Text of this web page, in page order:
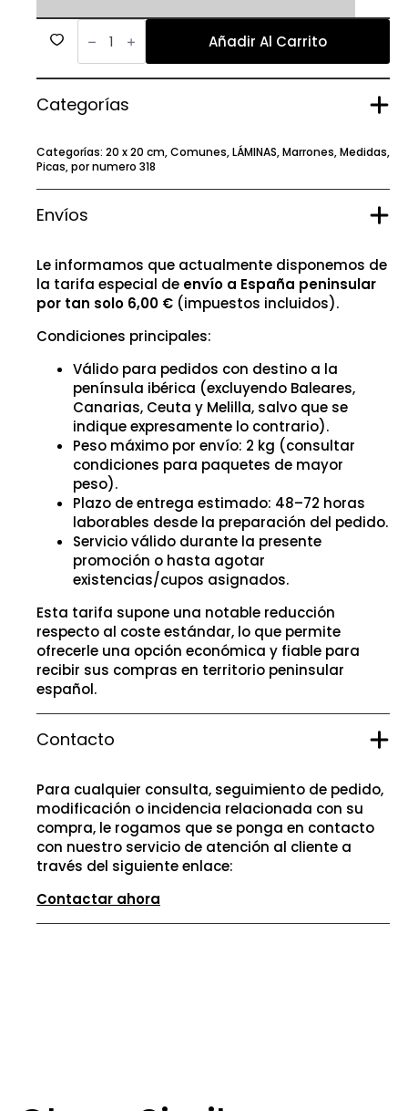
318
cantidad Añadir Al Carrito
Categorías
Categorías: 20 x 20 cm,Comunes,LÁMINAS,Marrones,Medidas,
Picas,por numero 318
Envíos
Le informamos que actualmente disponemos de
la tarifa especial de envío a España peninsular
por tan solo 6,00 € (impuestos incluidos).
Condiciones principales:
Válido para pedidos con destino a la
península ibérica (excluyendo Baleares,
Canarias, Ceuta y Melilla, salvo que se
indique expresamente lo contrario).
Peso máximo por envío: 2 kg (consultar
condiciones para paquetes de mayor
peso).
Plazo de entrega estimado: 48–72 horas
laborables desde la preparación del pedido.
Servicio válido durante la presente
promoción o hasta agotar
existencias/cupos asignados.
Esta tarifa supone una notable reducción
respecto al coste estándar, lo que permite
ofrecerle una opción económica y fiable para
recibir sus compras en territorio peninsular
español.
Contacto
Para cualquier consulta, seguimiento de pedido,
modificación o incidencia relacionada con su
compra, le rogamos que se ponga en contacto
con nuestro servicio de atención al cliente a
través del siguiente enlace:
Contactar ahora